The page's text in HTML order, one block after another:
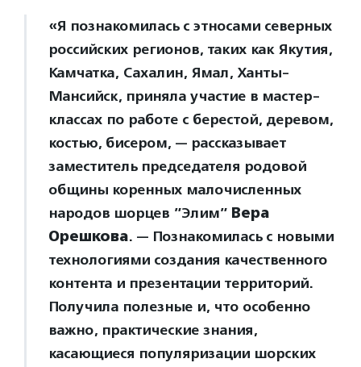
«Я познакомилась с этносами северных
российских регионов, таких как Якутия,
Камчатка, Сахалин, Ямал, Ханты-
Мансийск, приняла участие в мастер-
классах по работе с берестой, деревом,
костью, бисером, — рассказывает
заместитель председателя родовой
общины коренных малочисленных
народов шорцев ”Элим” Вера
Орешкова. — Познакомилась с новыми
технологиями создания качественного
контента и презентации территорий.
Получила полезные и, что особенно
важно, практические знания,
касающиеся популяризации шорских